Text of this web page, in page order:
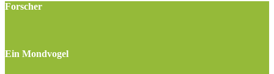
Forscher
Ein Mondvogel